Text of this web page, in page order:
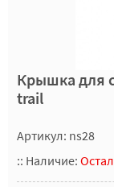
Крышка для
trail
Артикул: ns28
:: Наличие: